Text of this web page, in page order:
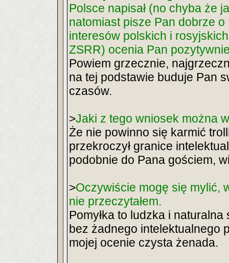
Polsce napisał (no chyba że
natomiast pisze Pan dobrze
interesów polskich i
ZSRR) ocenia Pan
Powiem grzecznie,
na tej podstawie buduje Pan
czasów.
>Jaki z tego wniosek można
Że nie powinno się karmić
przekroczył granice
podobnie do Pana gościem,
>Oczywiście mogę się mylić,
nie przeczytałem.
Pomyłka to ludzka i
bez żadnego intelektualnego
mojej ocenie czysta żenada.